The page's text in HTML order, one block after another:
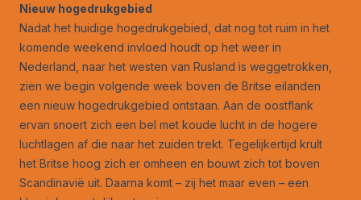
Nieuw hogedrukgebied
Nadat het huidige hogedrukgebied, dat nog tot ruim in het
komende weekend invloed houdt op het weer in
Nederland, naar het westen van Rusland is weggetrokken,
zien we begin volgende week boven de Britse eilanden
een nieuw hogedrukgebied ontstaan. Aan de oostflank
ervan snoert zich een bel met koude lucht in de hogere
luchtlagen af die naar het zuiden trekt. Tegelijkertijd krult
het Britse hoog zich er omheen en bouwt zich tot boven
Scandinavië uit. Daarna komt – zij het maar even – een